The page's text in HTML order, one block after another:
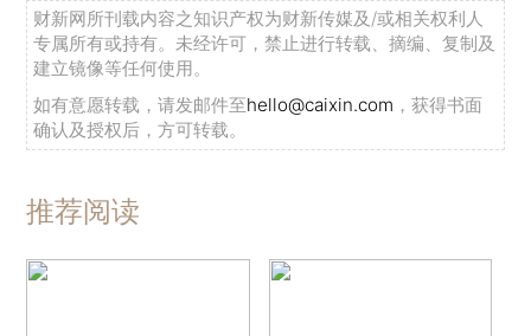
财新网所刊载内容之知识产权为财新传媒及/或相关权利人
专属所有或持有。未经许可，禁止进行转载、摘编、复制及
建立镜像等任何使用。
如有意愿转载，请发邮件至hello@caixin.com ，获得书面
确认及授权后，方可转载。
推荐阅读